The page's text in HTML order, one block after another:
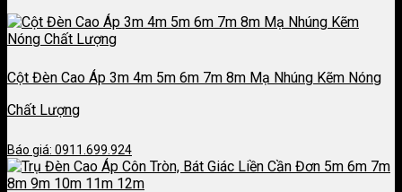
Cột Đèn Cao Áp 3m 4m 5m 6m 7m 8m Mạ Nhúng Kẽm Nóng
Chất Lượng
Báo giá: 0911.699.924